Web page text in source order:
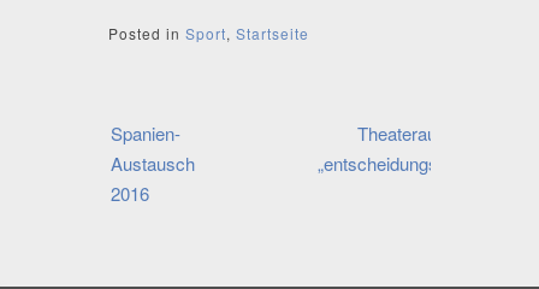
Posted in Sport, Startseite
Beitragsnavigation
Spanien-
Austausch
2016
Theateraufführung
„entscheidungsunfähig“